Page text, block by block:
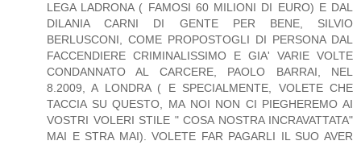
LEGA LADRONA ( FAMOSI 60 MILIONI DI EURO) E DAL
DILANIA CARNI DI GENTE PER BENE, SILVIO
BERLUSCONI, COME PROPOSTOGLI DI PERSONA DAL
FACCENDIERE CRIMINALISSIMO E GIA' VARIE VOLTE
CONDANNATO AL CARCERE, PAOLO BARRAI, NEL
8.2009, A LONDRA ( E SPECIALMENTE, VOLETE CHE
TACCIA SU QUESTO, MA NOI NON CI PIEGHEREMO AI
VOSTRI VOLERI STILE " COSA NOSTRA INCRAVATTATA"
MAI E STRA MAI). VOLETE FAR PAGARLI IL SUO AVER